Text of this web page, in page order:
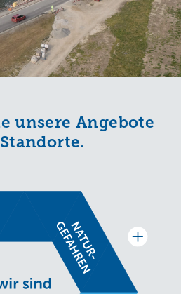
unsere Angebote